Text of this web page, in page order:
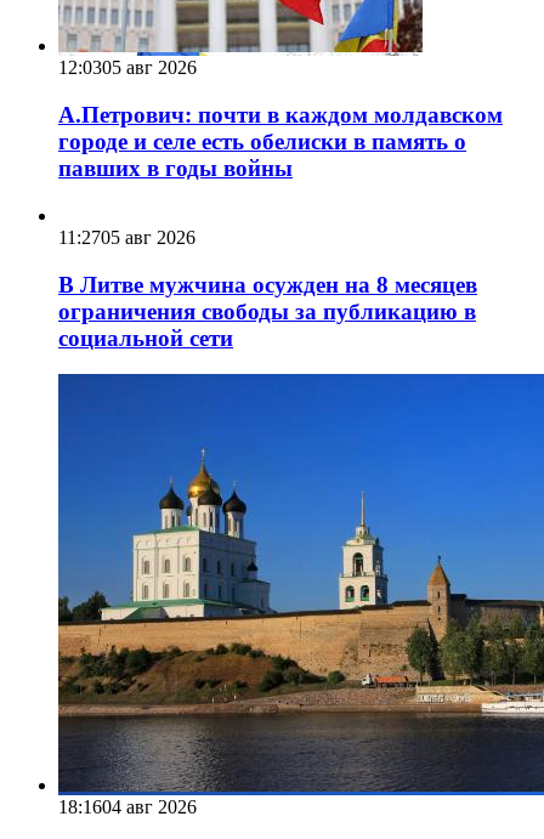
12:0305 авг 2026
А.Петрович: почти в каждом молдавском
городе и селе есть обелиски в память о
павших в годы войны
11:2705 авг 2026
В Литве мужчина осужден на 8 месяцев
ограничения свободы за публикацию в
социальной сети
18:1604 авг 2026